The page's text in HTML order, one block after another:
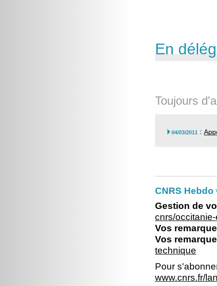
En
Toujours
04/03/2011 :
CNRS
Gestion de
cnrs/
Vos
Vos
technique
Pour
www.cnrs.fr/